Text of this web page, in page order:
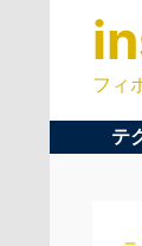
content
フィ
テ